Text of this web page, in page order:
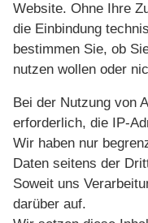
Website. Ohne Ihre
die Einbindung
bestimmen Sie, ob
nutzen wollen oder
Bei der Nutzung von
erforderlich, die IP-
Wir haben nur
Daten seitens der
Soweit uns
darüber auf.